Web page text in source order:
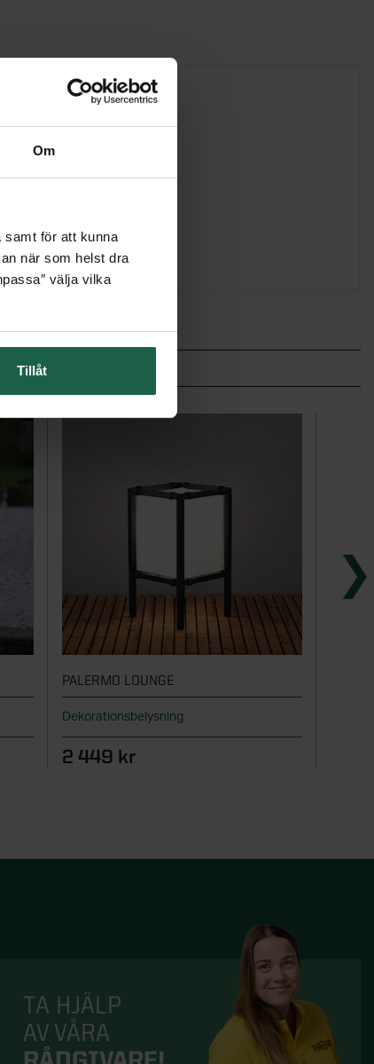
Om
samt för att kunna
när som helst dra
välja vilka
Tillåt
PALERMO LOUNGE
Dekorationsbelysning
2 449 kr
TA HJÄLP
AV VÅRA